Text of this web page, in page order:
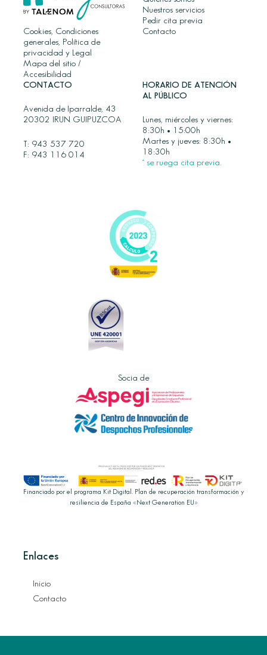
Cookies, Condiciones
generales, Política de
privacidad y Legal
Mapa del sitio /
Accesibilidad
Nuestros servicios
Pedir cita previa
Contacto
CONTACTO
Avenida de Iparralde, 43
20302 IRUN GUIPUZCOA
T: 943 537 720
F: 943 116 014
HORARIO DE ATENCIÓN
AL PÚBLICO
Lunes, miércoles y viernes:
8:30h • 15:00h
Martes y jueves: 8:30h •
18:30h
* se ruega cita previa.
Socia de
Financiado por el programa Kit Digital. Plan de recuperación transformación y
resiliencia de España «Next Generation EU»
Enlaces
Inicio
Contacto